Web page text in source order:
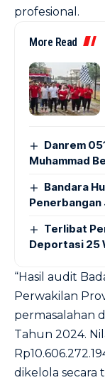
profesional.
More Read
Danrem
Muhammad
Bandara
Penerbangan
Terlibat
Deportasi 25
“Hasil audit
Perwakilan
permasalahan
Tahun 2024.
dikelola secara